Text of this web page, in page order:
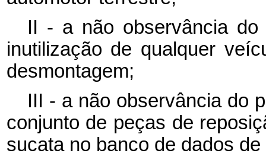
II - a não observância
inutilização de qualquer
desmontagem;
III - a não observância do
conjunto de peças de
sucata no banco de dados